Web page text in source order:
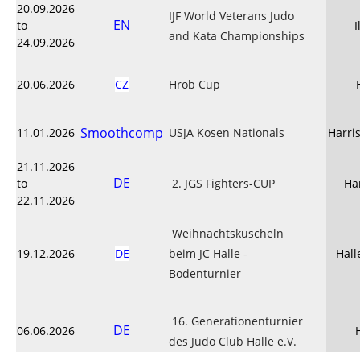
20.09.2026
to
24.09.2026
EN
IJF World Veterans Judo
and Kata Championships
20.06.2026 CZ Hrob Cup
11.01.2026 Smoothcomp USJA Kosen Nationals
21.11.2026
to
22.11.2026
DE 2. JGS Fighters-CUP
19.12.2026 DE
Weihnachtskuscheln
beim JC Halle -
Bodenturnier
06.06.2026 DE
16. Generationenturnier
des Judo Club Halle e.V.